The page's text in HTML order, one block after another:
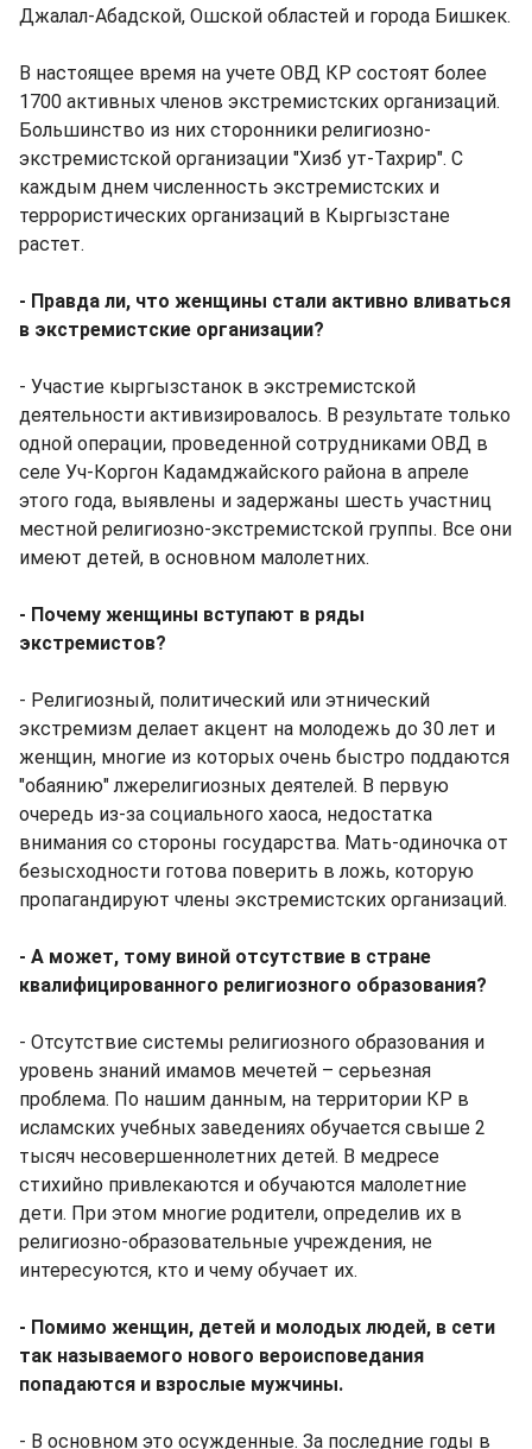
Джалал-Абадской, Ошской областей и города Бишкек.
В настоящее время на учете ОВД КР состоят более
1700 активных членов экстремистских организаций.
Большинство из них сторонники религиозно-
экстремистской организации "Хизб ут-Тахрир". С
каждым днем численность экстремистских и
террористических организаций в Кыргызстане
растет.
- Правда ли, что женщины стали активно вливаться
в экстремистские организации?
- Участие кыргызстанок в экстремистской
деятельности активизировалось. В результате только
одной операции, проведенной сотрудниками ОВД в
селе Уч-Коргон Кадамджайского района в апреле
этого года, выявлены и задержаны шесть участниц
местной религиозно-экстремистской группы. Все они
имеют детей, в основном малолетних.
- Почему женщины вступают в ряды
экстремистов?
- Религиозный, политический или этнический
экстремизм делает акцент на молодежь до 30 лет и
женщин, многие из которых очень быстро поддаются
"обаянию" лжерелигиозных деятелей. В первую
очередь из-за социального хаоса, недостатка
внимания со стороны государства. Мать-одиночка от
безысходности готова поверить в ложь, которую
пропагандируют члены экстремистских организаций.
- А может, тому виной отсутствие в стране
квалифицированного религиозного образования?
- Отсутствие системы религиозного образования и
уровень знаний имамов мечетей – серьезная
проблема. По нашим данным, на территории КР в
исламских учебных заведениях обучается свыше 2
тысяч несовершеннолетних детей. В медресе
стихийно привлекаются и обучаются малолетние
дети. При этом многие родители, определив их в
религиозно-образовательные учреждения, не
интересуются, кто и чему обучает их.
- Помимо женщин, детей и молодых людей, в сети
так называемого нового вероисповедания
попадаются и взрослые мужчины.
- В основном это осужденные. За последние годы в